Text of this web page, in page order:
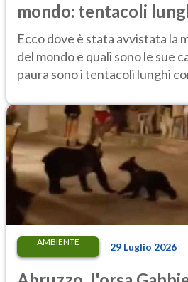
mondo: tentacoli
metri, più di un tram
Ecco dove è stata avvistata la
del mondo e quali sono le sue
paura sono i tentacoli lunghi
AMBIENTE 29 Luglio 2026